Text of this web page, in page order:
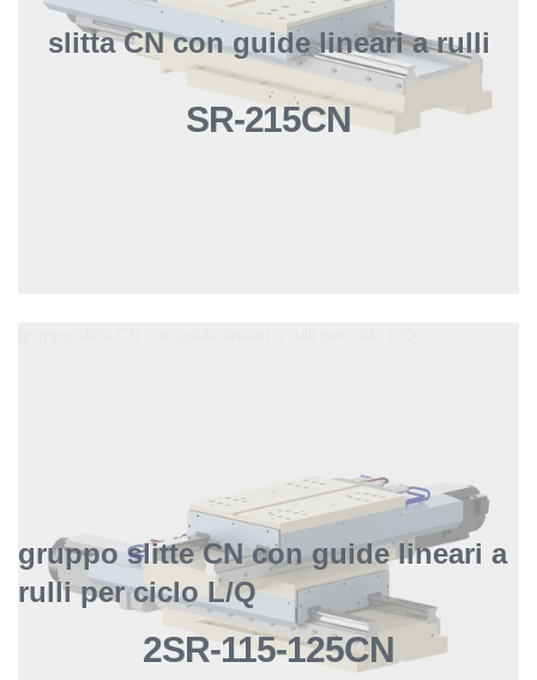
SR-215CN
slitta CN con guide lineari a rulli
2SR-115-125CN
gruppo slitte CN con guide lineari a
rulli per ciclo L/Q